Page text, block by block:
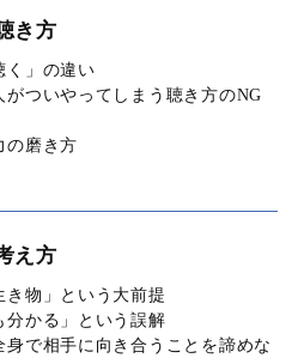
き方
く」の違い
がついやってしまう聴き方のNG
の磨き方
え方
き物」という大前提
分かる」という誤解
身で相手に向き合うことを諦めな